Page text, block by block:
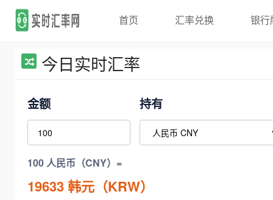
首页 汇率兑换 银行
今日实时汇率
金额 持有
100 人民币（CNY）=
19633韩元（KRW）